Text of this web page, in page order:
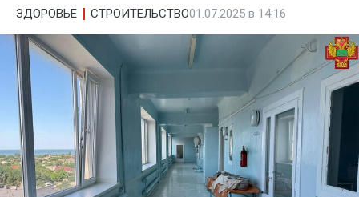
ЗДОРОВЬЕ СТРОИТЕЛЬСТВО01.07.2025 в 14:16